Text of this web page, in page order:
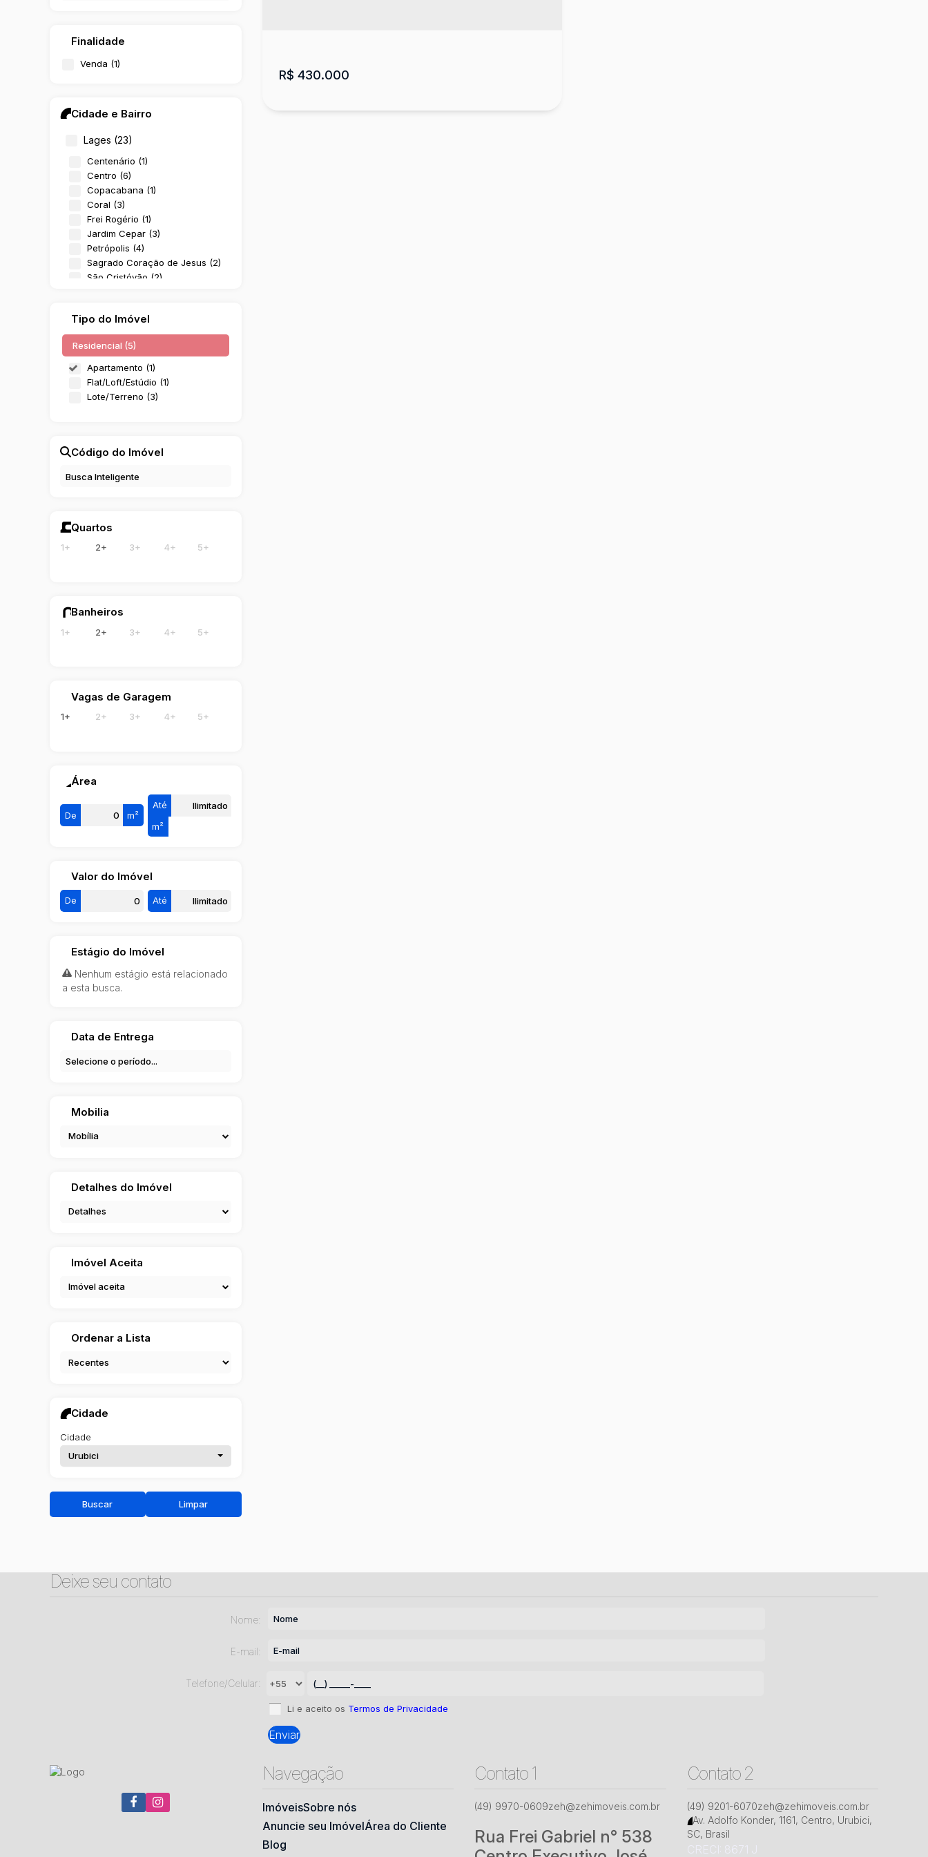
Finalidade
Venda (1)
Cidade e Bairro
Lages (23)
Centenário (1)
Centro (6)
Copacabana (1)
Coral (3)
Frei Rogério (1)
Jardim Cepar (3)
Petrópolis (4)
Sagrado Coração de Jesus (2)
São Cristóvão (2)
Baiano (1)
Esquina (1)
Traçado (1)
Balneário Camboriú (1)
Centro (1)
Tipo do Imóvel
Residencial (5)
Apartamento (1)
Flat/Loft/Estúdio (1)
Lote/Terreno (3)
Código do Imóvel
Quartos
1+ 2+ 3+ 4+ 5+
Banheiros
1+ 2+ 3+ 4+ 5+
Vagas de Garagem
1+ 2+ 3+ 4+ 5+
Área
De m²
Até
m²
Valor do Imóvel
De Até
Estágio do Imóvel
Nenhum estágio está relacionado
a esta busca.
Data de Entrega
Mobilia
Mobília
Detalhes do Imóvel
Detalhes
Imóvel Aceita
Imóvel aceita
Ordenar a Lista
Cidade
Cidade
Urubici
Buscar Limpar
R$ 430.000
Deixe seu contato
Nome:
E-mail:
Telefone/Celular:
Li e aceito os Termos de Privacidade
Navegação
ImóveisSobre nós
Anuncie seu ImóvelÁrea do Cliente
Blog
Contato 1
(49) 9970-0609zeh@zehimoveis.com.br
Rua Frei Gabriel n° 538
Contato 2
(49) 9201-6070zeh@zehimoveis.com.br
Av. Adolfo Konder, 1161, Centro, Urubici,
SC, Brasil
CRECI: 8671 J